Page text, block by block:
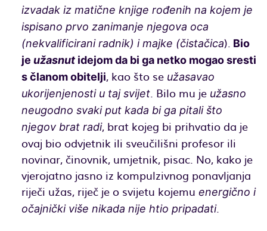
izvadak iz matične knjige rođenih na kojem je
ispisano prvo zanimanje njegova oca
(nekvalificirani radnik) i majke (čistačica). Bio
je užasnutidejom da bi ga netko mogao sresti
s članom obitelji, kao što se užasavao
ukorijenjenosti u taj svijet. Bilo mu je užasno
neugodno svaki put kada bi ga pitali što
njegov brat radi, brat kojeg bi prihvatio da je
ovaj bio odvjetnik ili sveučilišni profesor ili
novinar, činovnik, umjetnik, pisac. No, kako je
vjerojatno jasno iz kompulzivnog ponavljanja
riječi užas, riječ je o svijetu kojemu energično i
očajnički više nikada nije htio pripadati.